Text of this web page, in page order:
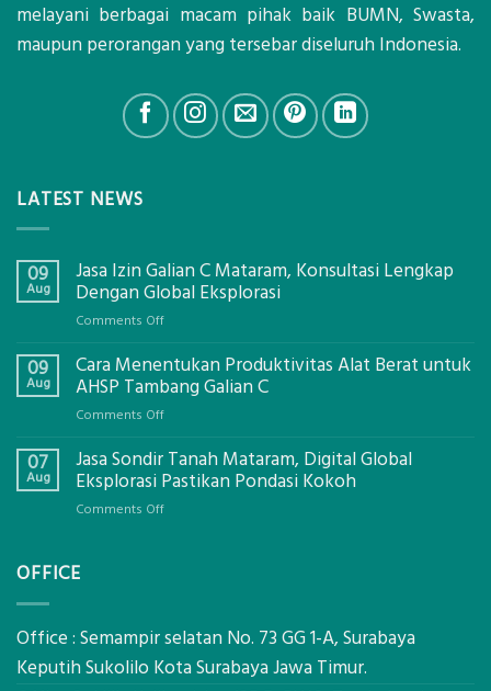
melayani berbagai macam pihak baik BUMN, Swasta,
maupun perorangan yang tersebar diseluruh Indonesia.
LATEST NEWS
09
Aug
Jasa Izin Galian C Mataram, Konsultasi Lengkap
Dengan Global Eksplorasi
Comments Offon
Izin
Galian
Lengkap
Dengan
Global
09
Aug
Cara Menentukan Produktivitas Alat Berat untuk
AHSP Tambang Galian C
Comments Offon
Menentukan
Produktivitas
07
Aug
Jasa Sondir Tanah Mataram, Digital Global
Eksplorasi Pastikan Pondasi Kokoh
Comments Offon
Global
Pastikan
OFFICE
Office : Semampir selatan No. 73 GG 1-A, Surabaya
Keputih Sukolilo Kota Surabaya Jawa Timur.